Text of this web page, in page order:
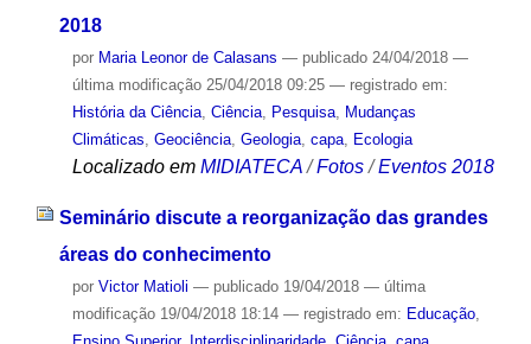
2018
por Maria Leonor de Calasans — publicado24/04/2018 —
última modificação25/04/2018 09:25 — registrado em:
História da Ciência, Ciência, Pesquisa,
Mudanças
Climáticas Geociência, Geologia, capa, Ecologia
Localizado em MIDIATECA /Fotos /Eventos 2018
Seminário discute a reorganização das grandes
áreas do conhecimento
por Victor Matioli — publicado19/04/2018 — última
modificação19/04/2018 18:14 — registrado em: Educação,